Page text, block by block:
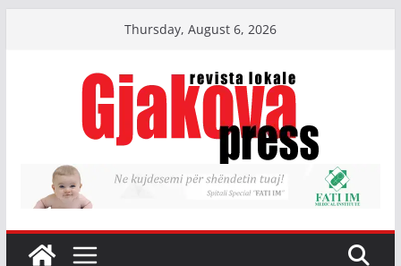
Thursday, August 6, 2026